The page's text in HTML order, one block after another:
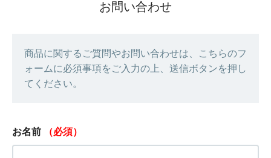
お問い合わせ
商品に関するご質問やお問い合わせは、こちらのフ
ォームに必須事項をご入力の上、送信ボタンを押し
てください。
お名前 （必須）